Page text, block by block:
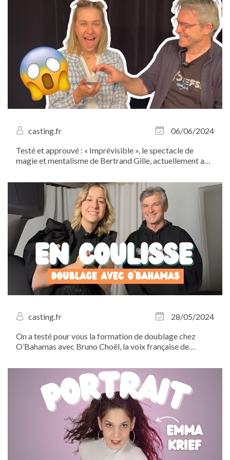
photographie. Découvrez...
casting.fr
06/06/2024
Testé et approuvé : « Imprévisible », le spectacle de
magie et mentalisme de Bertrand Gille, actuellement au
casting.fr
28/05/2024
On a testé pour vous la formation de doublage chez
O’Bahamas avec Bruno Choël, la voix française de
mobilise contre l’utilisation de l’intelligence artificielle,
Casting.fr tient a apporter...